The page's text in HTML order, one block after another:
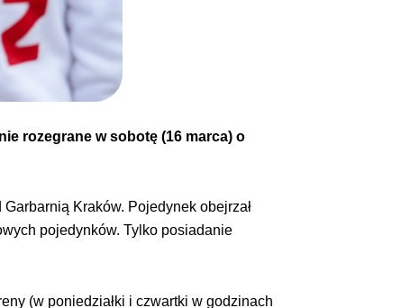
rozegrane w sobotę (16 marca) o
Kraków. Pojedynek obejrzał
pojedynków. Tylko posiadanie
(w poniedziałki i czwartki w godzinach